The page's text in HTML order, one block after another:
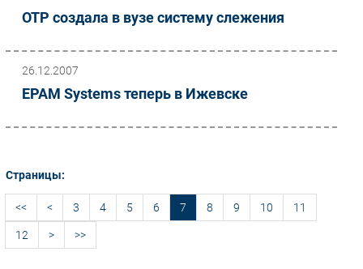
ОТР создала в вузе систему слежения
26.12.2007
ЕРАМ Systems теперь в Ижевске
Страницы:
<< < 3 4 5 6 7 8 9 10 11
12 > >>